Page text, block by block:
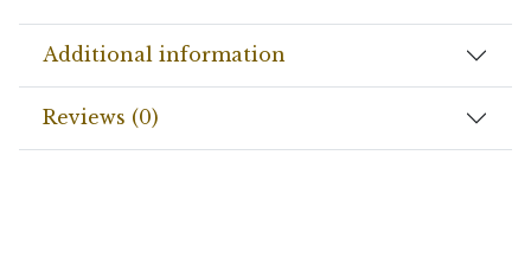
Additional information
Reviews (0)